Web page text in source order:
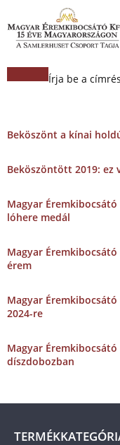
Írja be a
Beköszönt a kínai
Beköszöntött 2019: ez
Magyar
lóhere medál
Magyar
érem
Magyar
2024-re
Magyar
díszdobozban